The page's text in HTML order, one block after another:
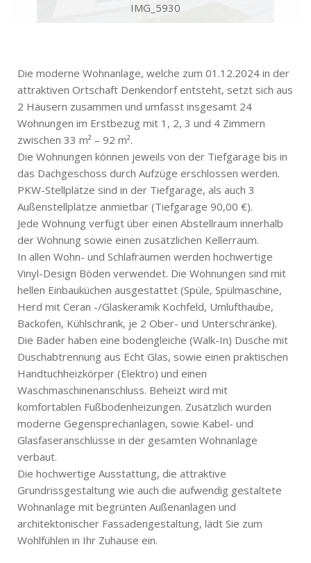
IMG_5930
Die moderne Wohnanlage, welche zum 01.12.2024 in der
attraktiven Ortschaft Denkendorf entsteht, setzt sich aus
2 Häusern zusammen und umfasst insgesamt 24
Wohnungen im Erstbezug mit 1, 2, 3 und 4 Zimmern
zwischen 33 m² – 92 m².
Die Wohnungen können jeweils von der Tiefgarage bis in
das Dachgeschoss durch Aufzüge erschlossen werden.
PKW-Stellplätze sind in der Tiefgarage, als auch 3
Außenstellplätze anmietbar (Tiefgarage 90,00 €).
Jede Wohnung verfügt über einen Abstellraum innerhalb
der Wohnung sowie einen zusätzlichen Kellerraum.
In allen Wohn- und Schlafräumen werden hochwertige
Vinyl-Design Böden verwendet. Die Wohnungen sind mit
hellen Einbauküchen ausgestattet (Spüle, Spülmaschine,
Herd mit Ceran -/Glaskeramik Kochfeld, Umlufthaube,
Backofen, Kühlschrank, je 2 Ober- und Unterschränke).
Die Bäder haben eine bodengleiche (Walk-In) Dusche mit
Duschabtrennung aus Echt Glas, sowie einen praktischen
Handtuchheizkörper (Elektro) und einen
Waschmaschinenanschluss. Beheizt wird mit
komfortablen Fußbodenheizungen. Zusätzlich wurden
moderne Gegensprechanlagen, sowie Kabel- und
Glasfaseranschlüsse in der gesamten Wohnanlage
verbaut.
Die hochwertige Ausstattung, die attraktive
Grundrissgestaltung wie auch die aufwendig gestaltete
Wohnanlage mit begrünten Außenanlagen und
architektonischer Fassadengestaltung, lädt Sie zum
Wohlfühlen in Ihr Zuhause ein.